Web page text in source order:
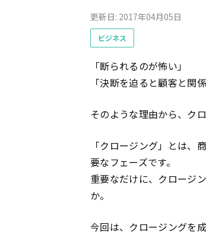
更新日: 2017年04月05日
ビジネス
「断られるのが怖い」
「決断を迫ると顧客と関
そのような理由から、ク
「クロージング」とは、
要なフェーズです。
重要なだけに、クロージ
か。
今回は、クロージングを